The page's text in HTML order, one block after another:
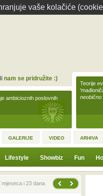
vaše kolačiće
ambicioznih poslovnih
nam se pridružite :)
Teorije
neobično
GALERIJE VIDEO ARHIVA
Lifestyle Showbiz Fun
mjeseca i 23 dana